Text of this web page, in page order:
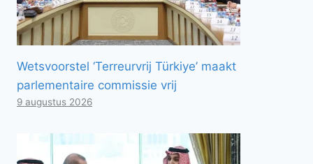
Wetsvoorstel ‘Terreurvrij Türkiye’ maakt
parlementaire commissie vrij
9 augustus 2026